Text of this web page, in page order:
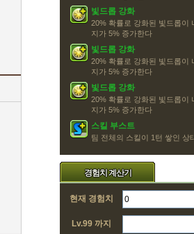
빛드롭 강화
20% 확률로 강화된 빛드롭이
지가 5% 증가한다
빛드롭 강화
20% 확률로 강화된 빛드롭이
지가 5% 증가한다
빛드롭 강화
20% 확률로 강화된 빛드롭이
지가 5% 증가한다
스킬 부스트
팀 전체의 스킬이 1턴 쌓인 상
경험치 계산기
현재 경험치
Lv.99 까지